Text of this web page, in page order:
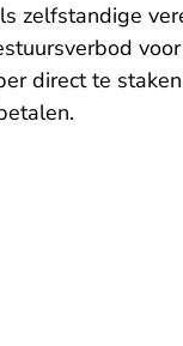
zelfstandige
direct te